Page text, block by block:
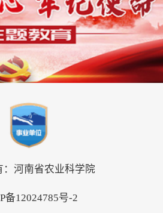
：河南省农业科学院
备12024785号-2